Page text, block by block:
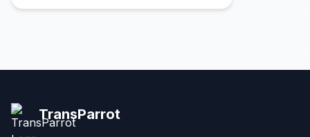
TransParrot